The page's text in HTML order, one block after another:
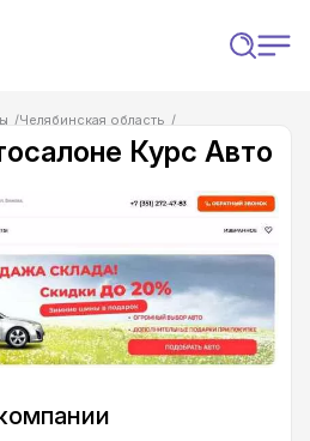
Челябинская область
Отзывы об автосалоне Курс Авто
Курс Авто